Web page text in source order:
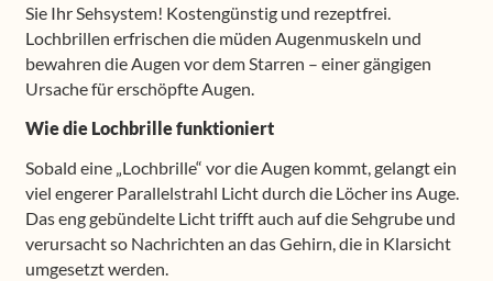
Sie Ihr Sehsystem! Kostengünstig und rezeptfrei.
Lochbrillen erfrischen die müden Augenmuskeln und
bewahren die Augen vor dem Starren – einer gängigen
Ursache für erschöpfte Augen.
Wie die Lochbrille funktioniert
Sobald eine „Lochbrille“ vor die Augen kommt, gelangt ein
viel engerer Parallelstrahl Licht durch die Löcher ins Auge.
Das eng gebündelte Licht trifft auch auf die Sehgrube und
verursacht so Nachrichten an das Gehirn, die in Klarsicht
umgesetzt werden.